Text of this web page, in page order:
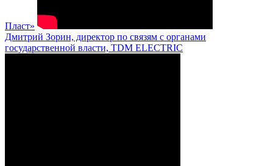
Пласт»
Дмитрий Зорин, директор по связям с органами
государственной власти, TDM ELECTRIC